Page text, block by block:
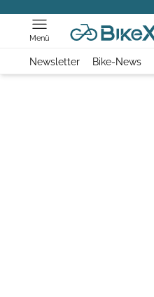
Menü
Newsletter Bike-News